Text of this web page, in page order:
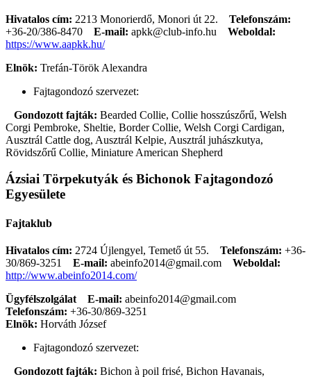
Hivatalos cím: 2213 Monorierdő, Monori út 22. Telefonszám:
+36-20/386-8470
E-mail: apkk@club-info.hu
Weboldal:
https://www.aapkk.hu/
Elnök: Trefán-Török Alexandra
Fajtagondozó szervezet:
Gondozott fajták: Bearded Collie, Collie hosszúszőrű, Welsh
Corgi Pembroke, Sheltie, Border Collie, Welsh Corgi Cardigan,
Ausztrál Cattle dog, Ausztrál Kelpie, Ausztrál juhászkutya,
Rövidszőrű Collie, Miniature American Shepherd
Ázsiai Törpekutyák és Bichonok Fajtagondozó
Egyesülete
Fajtaklub
Hivatalos cím: 2724 Újlengyel, Temető út 55. Telefonszám: +36-
30/869-3251
E-mail: abeinfo2014@gmail.com
Weboldal:
http://www.abeinfo2014.com/
Ügyfélszolgálat
E-mail: abeinfo2014@gmail.com
Telefonszám: +36-30/869-3251
Elnök: Horváth József
Fajtagondozó szervezet:
Gondozott fajták: Bichon à poil frisé, Bichon Havanais,